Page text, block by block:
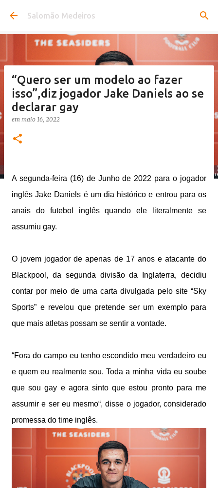
Pular para o conteúdo principal
Salomão Medeiros
“Quero ser um modelo ao fazer
isso”,diz jogador Jake Daniels ao se
declarar gay
em maio 16, 2022
A segunda-feira (16) de Junho de 2022 para o jogador
inglês Jake Daniels é um dia histórico e entrou para os
anais do futebol inglês quando ele literalmente se
assumiu gay.
O jovem jogador de apenas de 17 anos e atacante do
Blackpool, da segunda divisão da Inglaterra, decidiu
contar por meio de uma carta divulgada pelo site “Sky
Sports” e revelou que pretende ser um exemplo para
que mais atletas possam se sentir a vontade.
“Fora do campo eu tenho escondido meu verdadeiro eu
e quem eu realmente sou. Toda a minha vida eu soube
que sou gay e agora sinto que estou pronto para me
assumir e ser eu mesmo“, disse o jogador, considerado
promessa do time inglês.